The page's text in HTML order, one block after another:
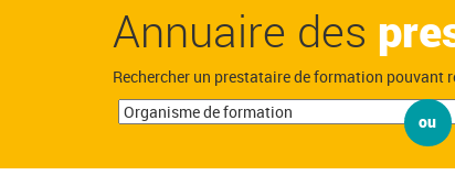
Annuaire des
Rechercher un prestataire de formation pouvant
ou